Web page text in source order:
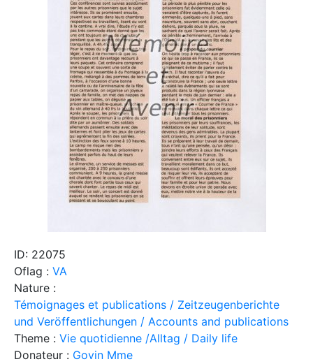
ID: 22075
Oflag : VA
Nature :
Témoignages et publications / Zeitzeugenberichte
und Veröffentlichungen / Accounts and publications
Theme : Vie quotidienne /Alltag / Daily life
Donateur : Govin Mme